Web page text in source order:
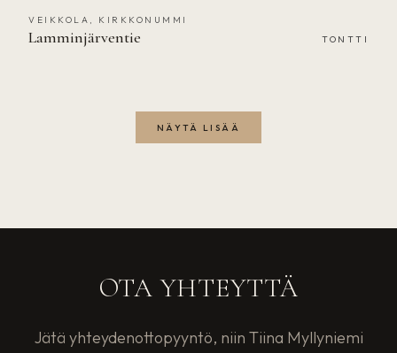
VEIKKOLA, KIRKKONUMMI
Lamminjärventie TONTTI
NÄYTÄ LISÄÄ
OTA YHTEYTTÄ
Jätä yhteydenottopyyntö, niin Tiina Myllyniemi